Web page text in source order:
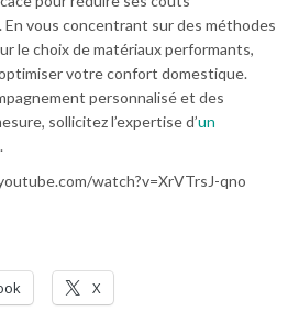
vous concentrant sur des méthodes
le choix de matériaux performants,
votre confort domestique.
personnalisé et des
sollicitez l’expertise d’un
.
watch?v=XrVTrsJ-qno
X